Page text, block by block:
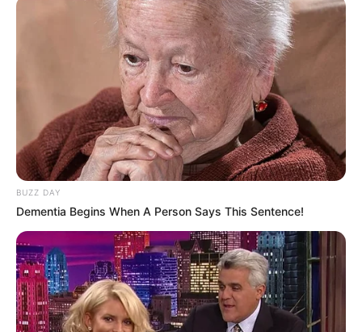
(foto: youtube/athallanaufal)
Baca juga:10 Potret Alfa Subagio, Seleb TikTok yang Viral
di YouTube karena Video Lamaran
Walaupun furniture belum lengkap tapi rumah Aisyah Aqilah
tampak nyaman untuk ditinggali.
BUZZ DAY
Dementia Begins When A Person Says This Sentence!